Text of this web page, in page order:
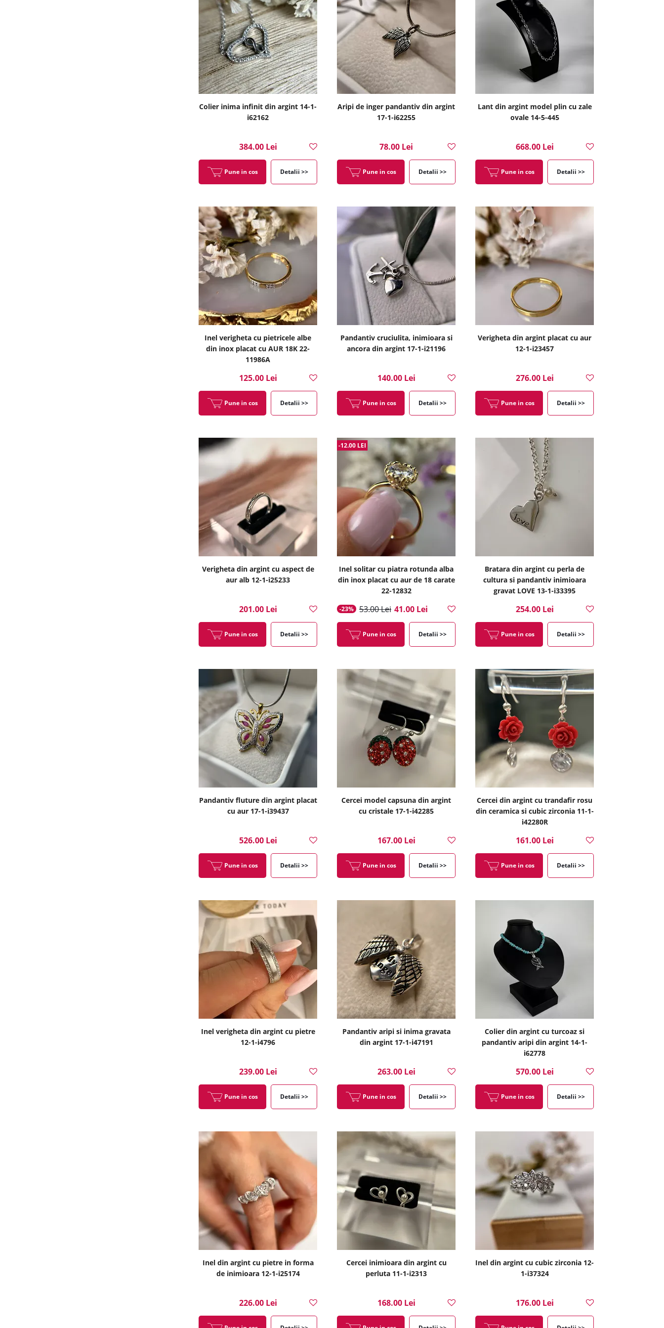
Colier inima infinit din argint 14-1-
i62162
384.00 Lei
Pune in cos Detalii >>
Aripi de inger pandantiv din argint
17-1-i62255
78.00 Lei
Pune in cos Detalii >>
Lant din argint model plin cu zale
ovale 14-5-445
668.00 Lei
Pune in cos Detalii >>
Inel verigheta cu pietricele albe
din inox placat cu AUR 18K 22-
11986A
125.00 Lei
Pune in cos Detalii >>
Pandantiv cruciulita, inimioara si
ancora din argint 17-1-i21196
140.00 Lei
Pune in cos Detalii >>
Verigheta din argint placat cu aur
12-1-i23457
276.00 Lei
Pune in cos Detalii >>
Verigheta din argint cu aspect de
aur alb 12-1-i25233
201.00 Lei
Pune in cos Detalii >>
Inel solitar cu piatra rotunda alba
din inox placat cu aur de 18 carate
22-12832
-23% 53.00 Lei
-12.00 LEI
41.00 Lei
Pune in cos Detalii >>
Bratara din argint cu perla de
cultura si pandantiv inimioara
gravat LOVE 13-1-i33395
254.00 Lei
Pune in cos Detalii >>
Pandantiv fluture din argint placat
cu aur 17-1-i39437
526.00 Lei
Pune in cos Detalii >>
Cercei model capsuna din argint
cu cristale 17-1-i42285
167.00 Lei
Pune in cos Detalii >>
Cercei din argint cu trandafir rosu
din ceramica si cubic zirconia 11-1-
i42280R
161.00 Lei
Pune in cos Detalii >>
Inel verigheta din argint cu pietre
12-1-i4796
239.00 Lei
Pune in cos Detalii >>
Pandantiv aripi si inima gravata
din argint 17-1-i47191
263.00 Lei
Pune in cos Detalii >>
Colier din argint cu turcoaz si
pandantiv aripi din argint 14-1-
i62778
570.00 Lei
Pune in cos Detalii >>
Inel din argint cu pietre in forma
de inimioara 12-1-i25174
226.00 Lei
Cercei inimioara din argint cu
perluta 11-1-i2313
168.00 Lei
Inel din argint cu cubic zirconia 12-
1-i37324
176.00 Lei